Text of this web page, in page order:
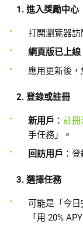
1. 進入獎勵中心
打開瀏覽器訪
網頁版已上線
應用更新後
2. 登錄或註冊
新用戶 ： 註冊
手任務」。
回訪用戶 ：
3. 選擇任務
可能是「今日
「用 20%